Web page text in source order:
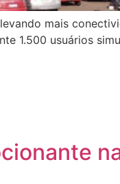
mais
1.500 usuários